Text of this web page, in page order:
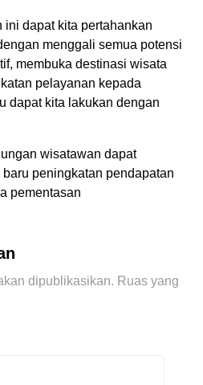
ini dapat kita pertahankan
menggali semua potensi
membuka destinasi wisata
pelayanan kepada
dapat kita lakukan dengan
wisatawan dapat
peningkatan pendapatan
pementasan
dipublikasikan. Ruas yang